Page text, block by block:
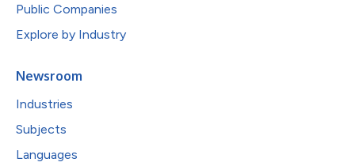
Public Companies
Explore by Industry
Newsroom
Industries
Subjects
Languages